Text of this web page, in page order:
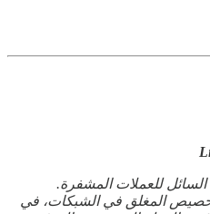
للعملات المشفرة.
المغلق في الشبكات، في